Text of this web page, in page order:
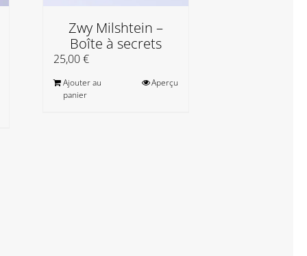
Zwy Milshtein –
Boîte à secrets
25,00€
Ajouter au
panier
Aperçu